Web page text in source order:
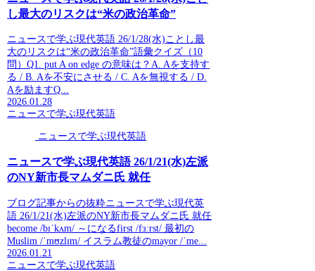
し最大のリスクは“米の政治革命”
ニュースで学ぶ現代英語 26/1/28(水)ことし最
大のリスクは“米の政治革命”語彙クイズ（10
問）Q1. put A on edge の意味は？A. Aを支持す
る / B. Aを不安にさせる / C. Aを無視する / D.
Aを励ますQ...
2026.01.28
ニュースで学ぶ現代英語
ニュースで学ぶ現代英語
ニュースで学ぶ現代英語 26/1/21(水)左派
のNY新市長マムダニ氏 就任
ブログ記事からの抜粋ニュースで学ぶ現代英
語 26/1/21(水)左派のNY新市長マムダニ氏 就任
become /bɪˈkʌm/ ～になるfirst /fɜːrst/ 最初の
Muslim /ˈmʊzlɪm/ イスラム教徒のmayor /ˈme...
2026.01.21
ニュースで学ぶ現代英語